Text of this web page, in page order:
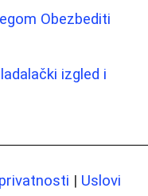
Obezbediti
izgled i
| Uslovi